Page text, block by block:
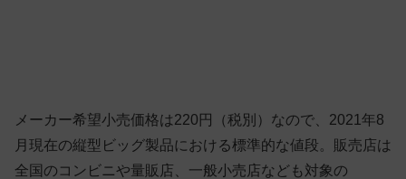
メーカー希望小売価格は220円（税別）なので、2021年8
月現在の縦型ビッグ製品における標準的な値段。販売店は
全国のコンビニや量販店、一般小売店なども対象の